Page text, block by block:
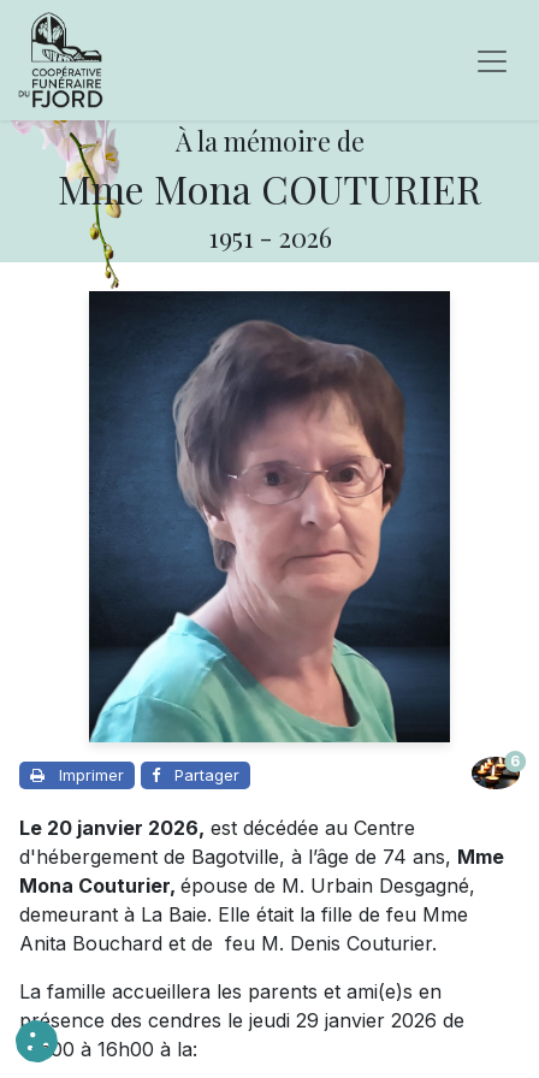
À la mémoire de
Mme Mona COUTURIER
1951 - 2026
Imprimer Partager
6
Le 20 janvier 2026, est décédée au Centre
d'hébergement de Bagotville, à l’âge de 74 ans, Mme
Mona Couturier, épouse de M. Urbain Desgagné,
demeurant à La Baie. Elle était la fille de feu Mme
Anita Bouchard et de feu M. Denis Couturier.
La famille accueillera les parents et ami(e)s en
présence des cendres le jeudi 29 janvier 2026 de
13h00 à 16h00 à la: